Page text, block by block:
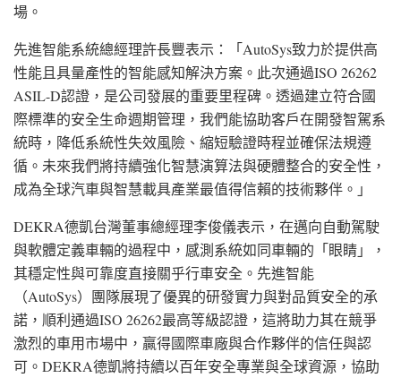
場。
先進智能系統總經理許長豐表示：「AutoSys致力於提供高
性能且具量產性的智能感知解決方案。此次通過ISO 26262
ASIL-D認證，是公司發展的重要里程碑。透過建立符合國
際標準的安全生命週期管理，我們能協助客戶在開發智駕系
統時，降低系統性失效風險、縮短驗證時程並確保法規遵
循。未來我們將持續強化智慧演算法與硬體整合的安全性，
成為全球汽車與智慧載具產業最值得信賴的技術夥伴。」
DEKRA德凱台灣董事總經理李俊儀表示，在邁向自動駕駛
與軟體定義車輛的過程中，感測系統如同車輛的「眼睛」，
其穩定性與可靠度直接關乎行車安全。先進智能
（AutoSys）團隊展現了優異的研發實力與對品質安全的承
諾，順利通過ISO 26262最高等級認證，這將助力其在競爭
激烈的車用市場中，贏得國際車廠與合作夥伴的信任與認
可。DEKRA德凱將持續以百年安全專業與全球資源，協助